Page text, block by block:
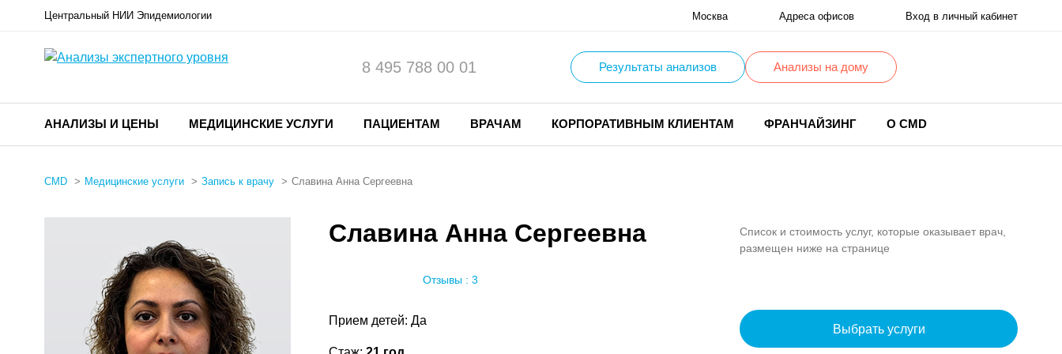
Центральный НИИ Эпидемиологии Москва Адреса офисов Вход в личный кабинет
8 495 788 00 01 Результаты анализов Анализы на дому
АНАЛИЗЫ И ЦЕНЫ МЕДИЦИНСКИЕ УСЛУГИ ПАЦИЕНТАМ ВРАЧАМ КОРПОРАТИВНЫМ КЛИЕНТАМ ФРАНЧАЙЗИНГ О CMD
CMD Медицинские услуги Запись к врачу Славина Анна Сергеевна
Славина Анна Сергеевна
Прием детей: Да
Отзывы : 3
Список и стоимость услуг, которые оказывает врач,
размещен ниже на странице
Выбрать услуги